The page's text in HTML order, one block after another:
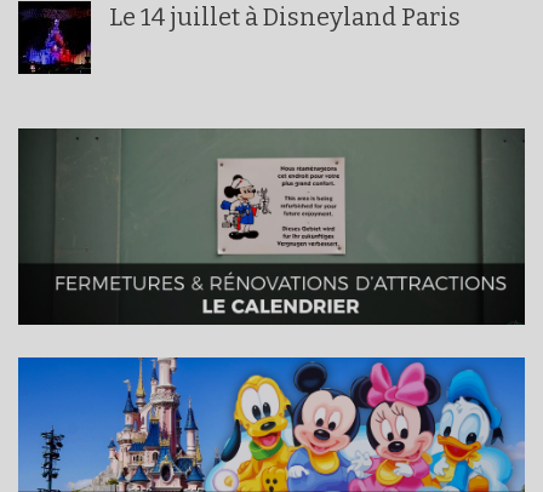
Le 14 juillet à Disneyland Paris